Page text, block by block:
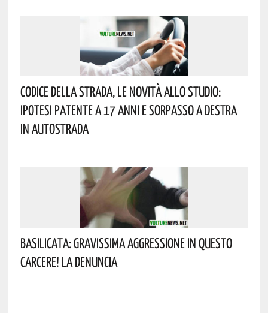
Codice Della Strada, Le Novità Allo Studio:
Ipotesi Patente A 17 Anni E Sorpasso A Destra
In Autostrada
Basilicata: Gravissima Aggressione In Questo
Carcere! La Denuncia